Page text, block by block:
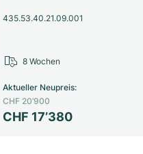
435.53.40.21.09.001
CHF 17’380
Aktueller Neupreis:
CHF 20’900
8 Wochen